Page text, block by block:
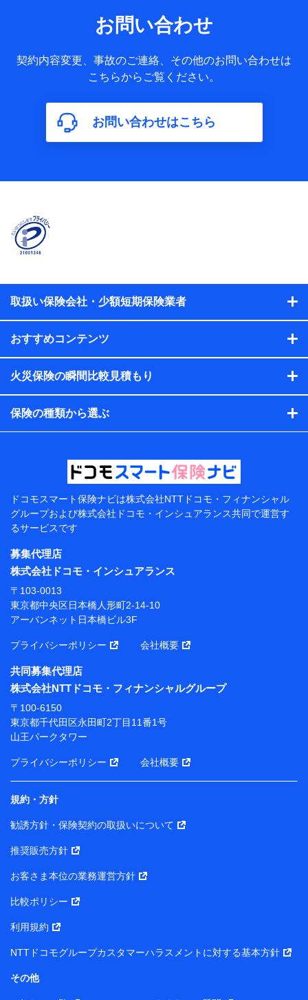
送信履歴などの情報）が含まれます。
約に関する情報。例として、保険契約者及び被保険者の氏
名、住所、生年月日、性別、保険契約者と被保険者の関係、
保険加入の目的、保険商品の内容、保険料、保険料のお支払
年数などの情報、ペットの種類や年齢などの情報などが含ま
れます。
【共同して利用する者の範囲】
株式会社NTTドコモ
当社又は株式会社NTTドコモが提供する保険関連サービスに
おけるユーザ登録受付および管理のため
当社又は株式会社NTTドコモと取引のあるもしくは委託を受
れらに付帯、関連する当社、株式会社NTTドコモおよび提携
会社のサービスを案内、提供するため
析して、お客さまの趣味・嗜好・傾向に応じたサービス・商
各種セミナーの開催のため
コンサルティングサービスの実施のため
アンケートやキャンペーン等の実施のため
上記に係る案内・手続き・管理等付帯業務を行うため
当該個人データを取り扱う各共同利用者（詳細は次のと
東京都千代田区永田町2丁目11番1号 山王パークタワー
株式会社NTTドコモ 代表取締役社長 前田 義晃
東京都中央区日本橋人形町2-14-10 アーバンネット日
本橋ビル 3F
長 吉村 忠義
※ 当社および株式会社NTTドコモは、お客さまの情報
ソナルデータ憲章」に定める行動原則を順守します 。
※ パーソナルデータダッシュボードの「第三者提供の
管理」の設定状態にかかわらず、共同利用する場合があ
ります。
※ dポイントクラブ会員ではないお客さま（2019年12
月11日以降、一度もdポイントクラブ会員であったこと
がないお客さまに限る）に関する、2019年12月10日以
前に取得した個人データは、こちら の利用目的の範囲内
当社は株式会社NTTドコモ・フィナンシャルグループ
との間で、以下のとおり個人データを共同利用しま
す。
【共同して利用される利用データの項目】
当社または株式会社NTTドコモ・フィナンシャルグルー
の個人データ
基本情報
性、連絡先、dポイントサービスのご利用に関する情報。例
所、dポイント残高、dポイント利用履歴などが含まれます。
お問い合わせ
契約内容変更、事故のご連絡、その他のお問い合わせは
こちらからご覧ください。
お問い合わせはこちら
取扱い保険会社・少額短期保険業者
おすすめコンテンツ
火災保険の瞬間比較見積もり
保険の種類から選ぶ
ドコモスマート保険ナビは株式会社NTTドコモ・フィナンシャル
グループおよび株式会社ドコモ・インシュアランス共同で運営す
るサービスです
募集代理店
株式会社ドコモ・インシュアランス
〒103-0013
東京都中央区日本橋人形町2-14-10
アーバンネット日本橋ビル3F
プライバシーポリシー 会社概要
共同募集代理店
株式会社NTTドコモ・フィナンシャルグループ
〒100-6150
東京都千代田区永田町2丁目11番1号
山王パークタワー
プライバシーポリシー 会社概要
規約・方針
勧誘方針・保険契約の取扱いについて
推奨販売方針
お客さま本位の業務運営方針
比較ポリシー
利用規約
NTTドコモグループカスタマーハラスメントに対する基本方針
その他